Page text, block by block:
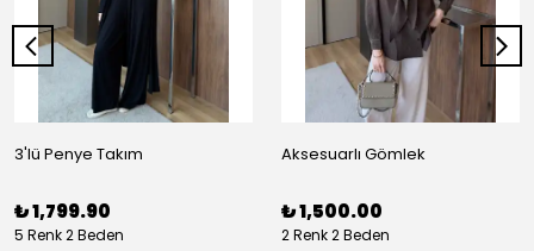
3'lü Penye Takım
₺ 1,799.90
5 Renk 2 Beden
Aksesuarlı Gömlek
₺ 1,500.00
2 Renk 2 Beden